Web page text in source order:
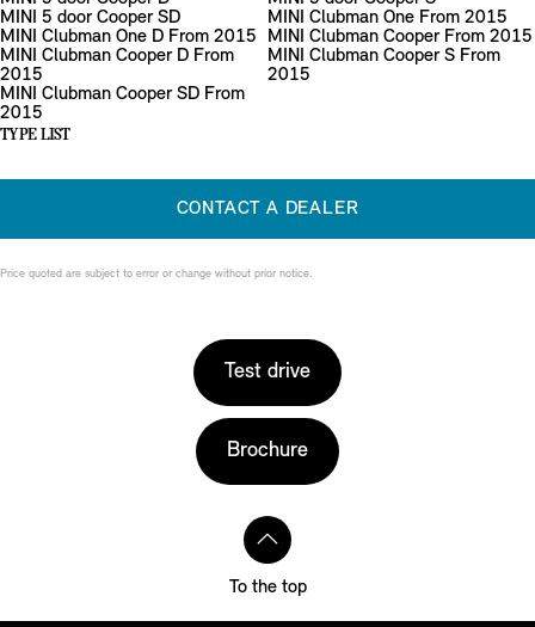
MINI 5 door Cooper SD
MINI Clubman One From 2015
MINI Clubman One D From 2015
MINI Clubman Cooper From 2015
MINI Clubman Cooper D From
2015
MINI Clubman Cooper S From
2015
MINI Clubman Cooper SD From
2015
TYPE LIST
CONTACT A DEALER
Price quoted are subject to error or change without prior notice.
Test drive
Brochure
To the top